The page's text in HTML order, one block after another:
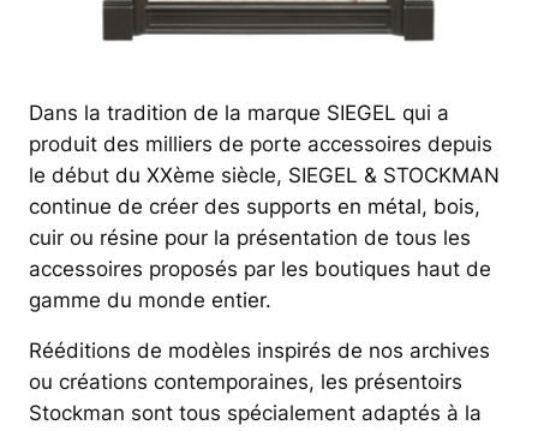
Dans la tradition de la marque SIEGEL qui a
produit des milliers de porte accessoires depuis
le début du XXème siècle, SIEGEL & STOCKMAN
continue de créer des supports en métal, bois,
cuir ou résine pour la présentation de tous les
accessoires proposés par les boutiques haut de
gamme du monde entier.
Rééditions de modèles inspirés de nos archives
ou créations contemporaines, les présentoirs
Stockman sont tous spécialement adaptés à la